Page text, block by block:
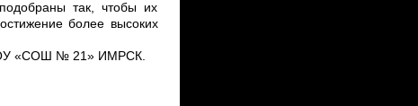
так, чтобы их
более высоких
«СОШ № 21» ИМРСК.